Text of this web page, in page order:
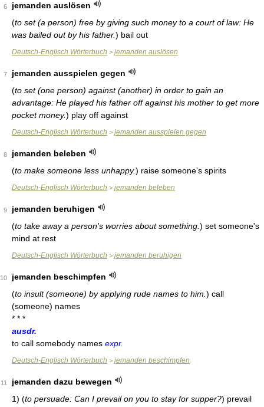
6
jemanden auslösen
(to set (a person) free by giving such money to a court of law: He
was bailed out by his father.) bail out
Deutsch-Englisch Wörterbuch > jemanden auslösen
7
jemanden ausspielen gegen
(to set (one person) against (another) in order to gain an
advantage: He played his father off against his mother to get more
pocket money.) play off against
Deutsch-Englisch Wörterbuch > jemanden ausspielen gegen
8
jemanden beleben
(to make someone less unhappy.) raise someone's spirits
Deutsch-Englisch Wörterbuch > jemanden beleben
9
jemanden beruhigen
(to take away a person's worries about something. ) set someone's
mind at rest
Deutsch-Englisch Wörterbuch > jemanden beruhigen
10
jemanden beschimpfen
(to insult (someone) by applying rude names to him. ) call
(someone) names
* * *
ausdr.
to call somebody names expr.
Deutsch-Englisch Wörterbuch > jemanden beschimpfen
11
jemanden dazu bewegen
1) (to persuade: Can I prevail on you to stay for supper?) prevail